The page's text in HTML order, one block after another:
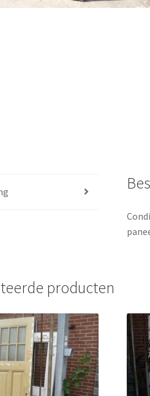
producten